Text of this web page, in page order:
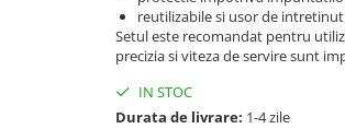
reutilizabile si usor de intretinut
Setul este recomandat pentru
precizia si viteza de servire sunt
IN STOC
Durata de livrare: 1-4 zile